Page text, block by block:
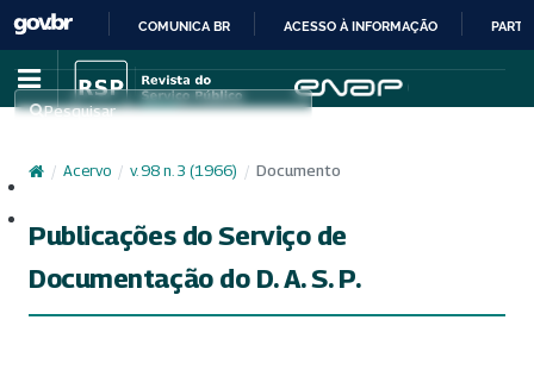
IR
PARA
CONTEÚDO
COMUNICA BR ACESSO À INFORMAÇÃO
Pesquisar
/ Acervo / v. 98 n. 3 (1966) / Documento
Publicações do Serviço de
Documentação do D. A. S. P.